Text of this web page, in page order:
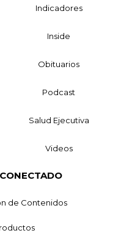
Indicadores
Inside
Obituarios
Podcast
Salud Ejecutiva
Videos
de Contenidos